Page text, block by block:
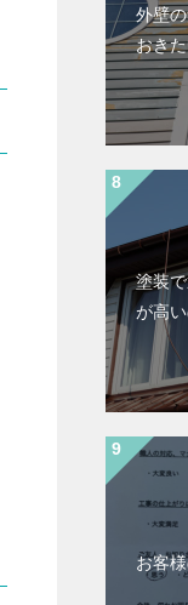
外壁
おき
塗装
が高
お客